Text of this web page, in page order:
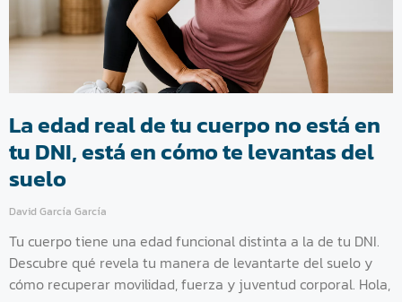
La edad real de tu cuerpo no está en
tu DNI, está en cómo te levantas del
suelo
David García García
Tu cuerpo tiene una edad funcional distinta a la de tu DNI.
Descubre qué revela tu manera de levantarte del suelo y
cómo recuperar movilidad, fuerza y juventud corporal. Hola,